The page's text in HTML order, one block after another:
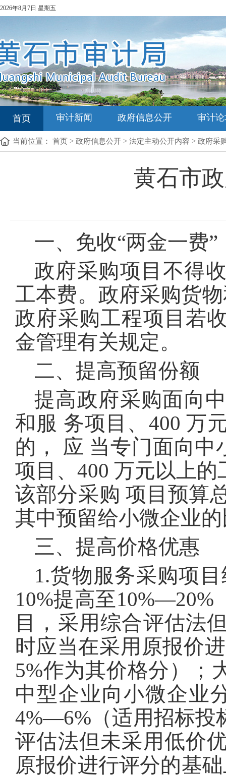
2026年8月7日 星期五
首页 审计新闻 政府信息公开 审计
当前位置： 首页 > 政府信息公开 > 法定主动公开内容 > 政府采
黄石市
一、免收“两金一费”
政府采购项目不得
工本费。政府采购货
政府采购工程项目若
金管理有关规定。
二、提高预留份额
提高政府采购面向
和服 务项目、400 万
的， 应 当专门面向中
项目、400 万元以上
该部分采购 项目预算
其中预留给小微企业
三、提高价格优惠
1.货物服务采购项
10%提高至10%—20%
目，采用综合评估法
时应当在采用原报价
5%作为其价格分）；
中型企业向小微企业
4%—6%（适用招标投
评估法但未采用低价
原报价进行评分的基